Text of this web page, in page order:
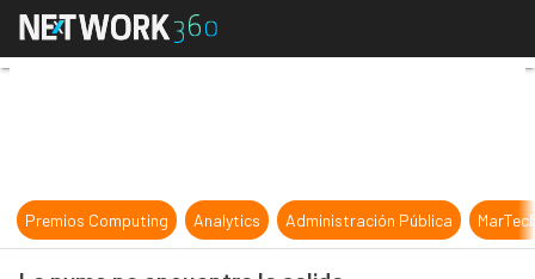
La pyme no encuentra la salida
Premios Computing Analytics Administración Pública